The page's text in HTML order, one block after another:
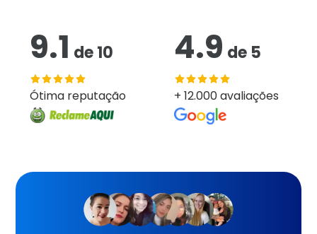
9.1 de10
Ótima reputação
4.9 de 5
+ 12.000 avaliações